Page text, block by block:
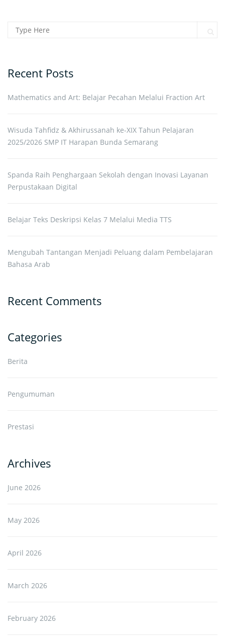
Search for:
Recent Posts
Mathematics and Art: Belajar Pecahan Melalui Fraction Art
Wisuda Tahfidz & Akhirussanah ke-XIX Tahun Pelajaran
2025/2026 SMP IT Harapan Bunda Semarang
Spanda Raih Penghargaan Sekolah dengan Inovasi Layanan
Perpustakaan Digital
Belajar Teks Deskripsi Kelas 7 Melalui Media TTS
Mengubah Tantangan Menjadi Peluang dalam Pembelajaran
Bahasa Arab
Recent Comments
Categories
Berita
Pengumuman
Prestasi
Archives
June 2026
May 2026
April 2026
March 2026
February 2026